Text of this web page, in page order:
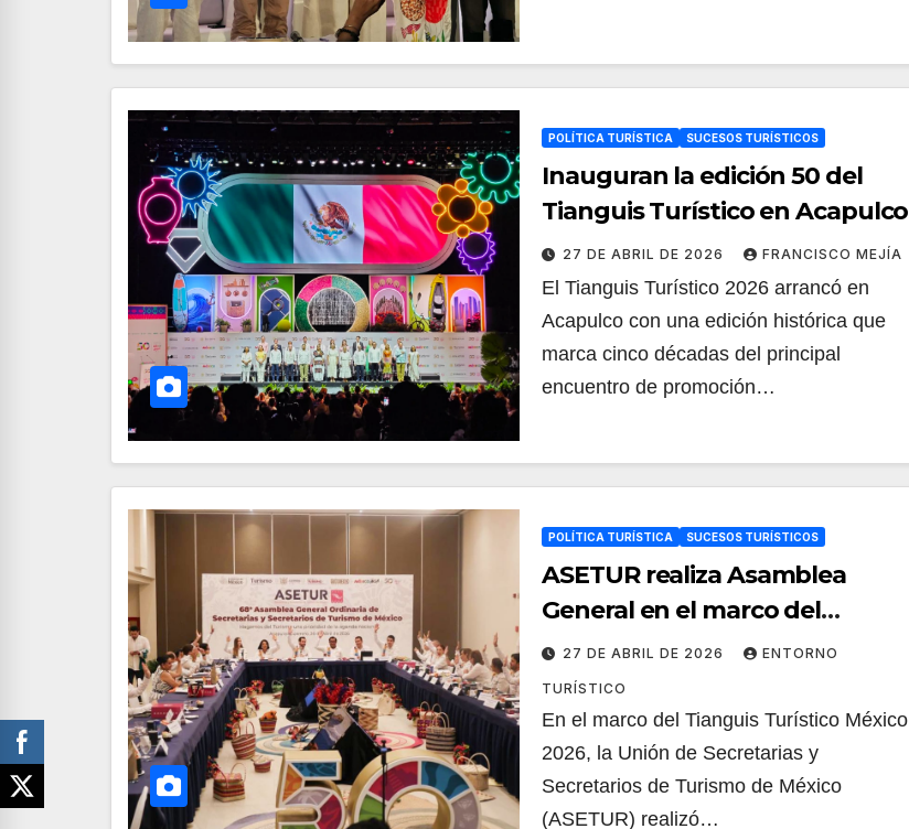
POLÍTICA TURÍSTICA SUCESOS TURÍSTICOS
Inauguran la edición 50 del
Tianguis Turístico en Acapulco
27 DE ABRIL DE 2026 FRANCISCO MEJÍA
El Tianguis Turístico 2026 arrancó en
Acapulco con una edición histórica que
marca cinco décadas del principal
encuentro de promoción…
POLÍTICA TURÍSTICA SUCESOS TURÍSTICOS
ASETUR realiza Asamblea
General en el marco del
Tianguis Turístico 2026
27 DE ABRIL DE 2026 ENTORNO
TURÍSTICO
En el marco del Tianguis Turístico México
2026, la Unión de Secretarias y
Secretarios de Turismo de México
(ASETUR) realizó…